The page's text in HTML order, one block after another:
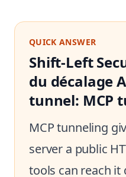
QUICK ANSWER
Shift-Left
du décalage
tunnel: MCP
MCP tunneling
server a public
tools can reach